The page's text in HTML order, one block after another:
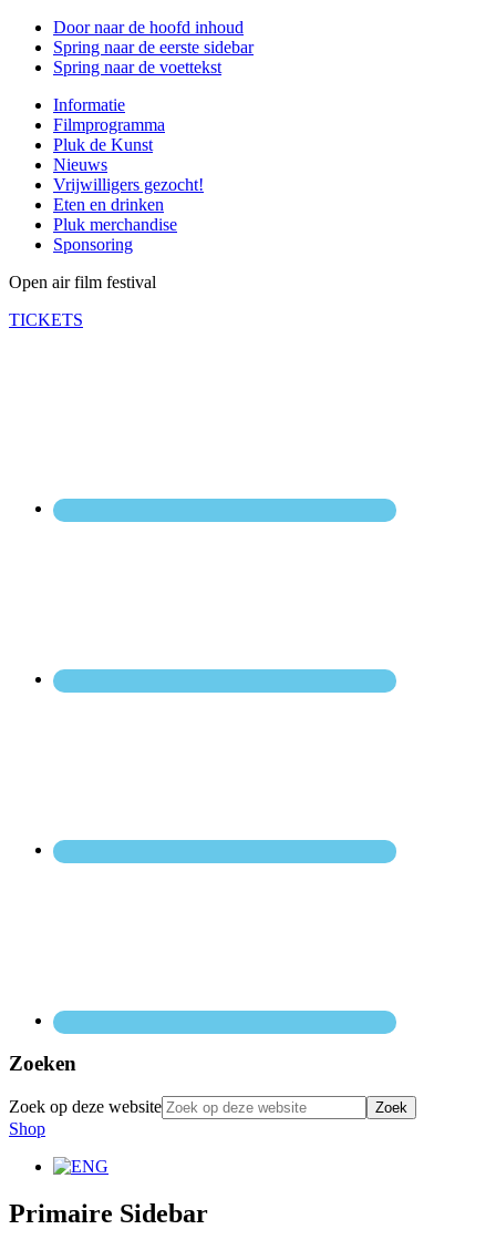
Door naar de hoofd inhoud
Spring naar de eerste sidebar
Spring naar de voettekst
Informatie
Filmprogramma
Pluk de Kunst
Nieuws
Vrijwilligers gezocht!
Eten en drinken
Pluk merchandise
Sponsoring
Open air film festival
TICKETS
Zoeken
Zoek op deze website
Shop
Primaire Sidebar